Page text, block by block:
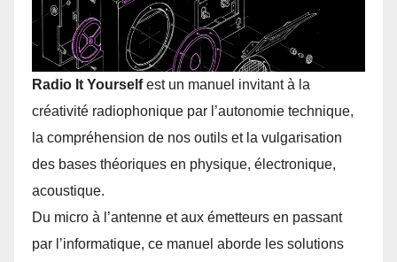
Radio It Yourselfest un manuel invitant à la
créativité radiophonique par l’autonomie technique,
la compréhension de nos outils et la vulgarisation
des bases théoriques en physique, électronique,
acoustique.
Du micro à l’antenne et aux émetteurs en passant
par l’informatique, ce manuel aborde les solutions